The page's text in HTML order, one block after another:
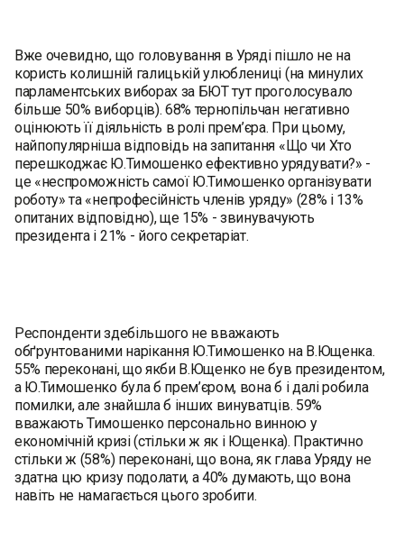
Вже очевидно, що головування в Уряді пішло не на
користь колишній галицькій улюблениці (на минулих
парламентських виборах за БЮТ тут проголосувало
більше 50% виборців). 68% тернопільчан негативно
оцінюють її діяльність в ролі прем’єра. При цьому,
найпопулярніша відповідь на запитання «Що чи Хто
перешкоджає Ю.Тимошенко ефективно урядувати?» -
це «неспроможність самої Ю.Тимошенко організувати
роботу» та «непрофесійність членів уряду» (28% і 13%
опитаних відповідно), ще 15% - звинувачують
президента і 21% - його секретаріат.
Респонденти здебільшого не вважають
обґрунтованими нарікання Ю.Тимошенко на В.Ющенка.
55% переконані, що якби В.Ющенко не був президентом,
а Ю.Тимошенко була б прем’єром, вона б і далі робила
помилки, але знайшла б інших винуватців. 59%
вважають Тимошенко персонально винною у
економічній кризі (стільки ж як і Ющенка). Практично
стільки ж (58%) переконані, що вона, як глава Уряду не
здатна цю кризу подолати, а 40% думають, що вона
навіть не намагається цього зробити.